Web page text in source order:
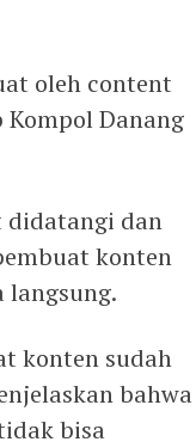
oleh content
Danang
didatangi dan
konten
langsung.
konten sudah
bahwa
bisa